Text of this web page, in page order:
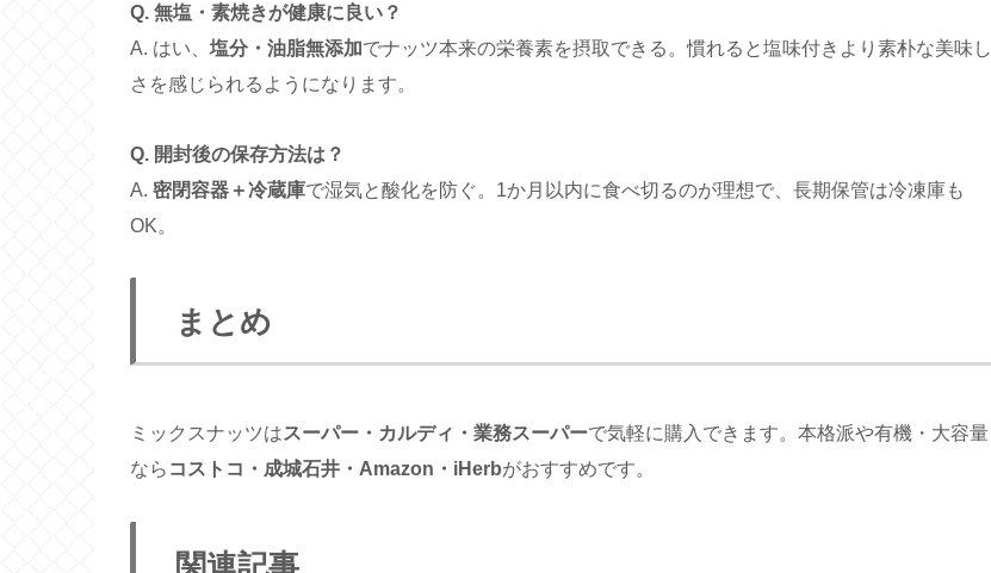
Q. 無塩・素焼きが健康に良い？
A. はい、 塩分・油脂無添加でナッツ本来の栄養素を摂取できる。慣れると塩味付きより素朴な美味し
さを感じられるようになります。
Q. 開封後の保存方法は？
A. 密閉容器＋冷蔵庫で湿気と酸化を防ぐ。1か月以内に食べ切るのが理想で、長期保管は冷凍庫も
OK。
まとめ
ミックスナッツはスーパー・カルディ・業務スーパーで気軽に購入できます。本格派や有機・大容量
なら コストコ・成城石井・Amazon・iHerbがおすすめです。
関連記事